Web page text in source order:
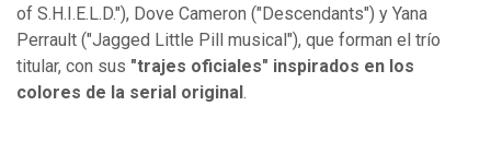
of S.H.I.E.L.D."), Dove Cameron ("Descendants") y Yana
Perrault ("Jagged Little Pill musical"), que forman el trío
titular, con sus "trajes oficiales" inspirados en los
colores de la serial original .